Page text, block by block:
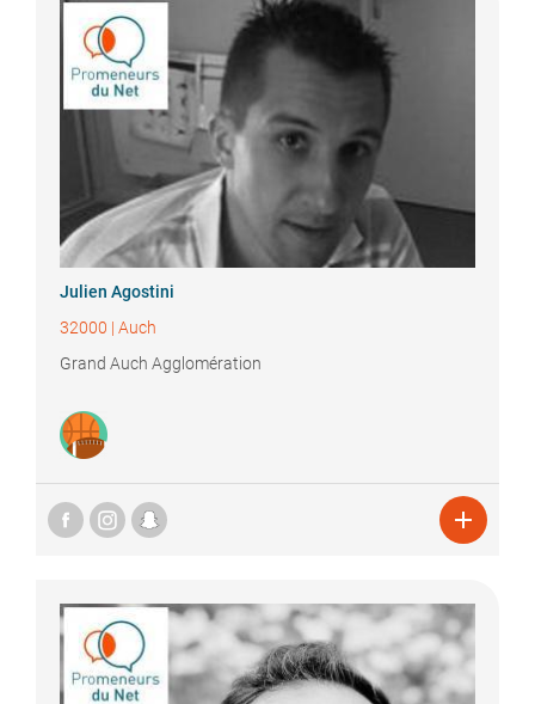
Julien Agostini
32000 | Auch
Grand Auch Agglomération
